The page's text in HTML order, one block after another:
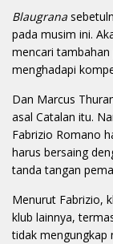
Blaugrana
pada musim ini.
mencari
menghadapi
Dan Marcus
asal Catalan itu.
Fabrizio Romano
harus bersaing
tanda tangan
Menurut Fabrizio,
klub lainnya,
tidak mengungkap